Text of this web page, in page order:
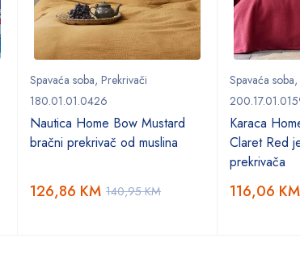
Spavaća soba, Prekrivači
180.01.01.0426
Nautica Home Bow Mustard
bračni prekrivač od muslina
140,95KM
126,86 KM
Spavaća soba,
Karaca
Claret Red
prekrivača
116,06 KM